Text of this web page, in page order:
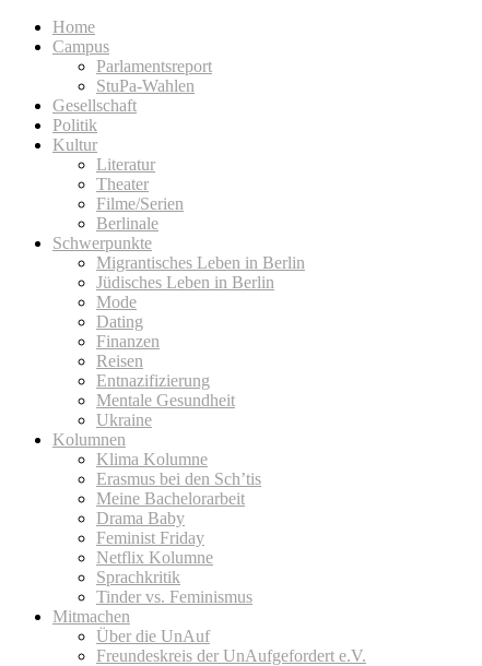
Home
Campus
Parlamentsreport
StuPa-Wahlen
Gesellschaft
Politik
Kultur
Literatur
Theater
Filme/Serien
Berlinale
Schwerpunkte
Migrantisches Leben in Berlin
Jüdisches Leben in Berlin
Mode
Dating
Finanzen
Reisen
Entnazifizierung
Mentale Gesundheit
Ukraine
Kolumnen
Klima Kolumne
Erasmus bei den Sch’tis
Meine Bachelorarbeit
Drama Baby
Feminist Friday
Netflix Kolumne
Sprachkritik
Tinder vs. Feminismus
Mitmachen
Über die UnAuf
Freundeskreis der UnAufgefordert e.V.